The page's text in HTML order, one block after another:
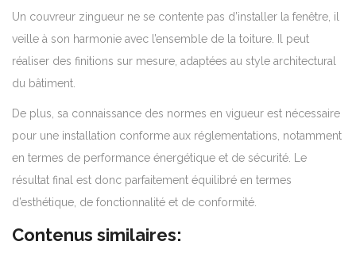
Un couvreur zingueur ne se contente pas d’installer la fenêtre, il
veille à son harmonie avec l’ensemble de la toiture. Il peut
réaliser des finitions sur mesure, adaptées au style architectural
du bâtiment.
De plus, sa connaissance des normes en vigueur est nécessaire
pour une installation conforme aux réglementations, notamment
en termes de performance énergétique et de sécurité. Le
résultat final est donc parfaitement équilibré en termes
d’esthétique, de fonctionnalité et de conformité.
Contenus similaires: